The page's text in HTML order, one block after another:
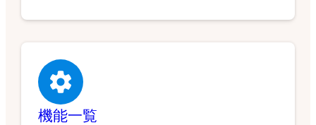
機能一覧